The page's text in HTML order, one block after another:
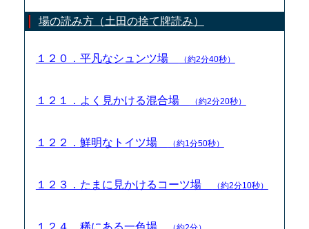
場の読み方（土田の捨て牌読み）
１２０．平凡なシュンツ場 （約2分40秒）
１２１．よく見かける混合場 （約2分20秒）
１２２．鮮明なトイツ場 （約1分50秒）
１２３．たまに見かけるコーツ場 （約2分10秒）
１２４．稀にある一色場